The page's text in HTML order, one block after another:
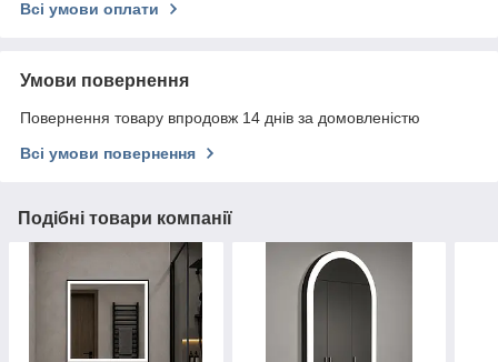
Всі умови оплати
Умови повернення
Повернення товару впродовж 14 днів за домовленістю
Всі умови повернення
Подібні товари компанії